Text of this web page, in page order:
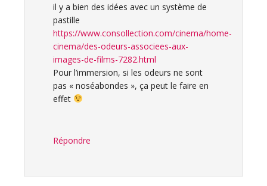
il y a bien des idées avec un système de
pastille
https://www.consollection.com/cinema/home-
cinema/des-odeurs-associees-aux-
images-de-films-7282.html
Pour l’immersion, si les odeurs ne sont
pas « noséabondes », ça peut le faire en
effet
Répondre